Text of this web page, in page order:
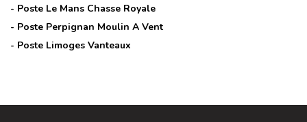
- Poste Le Mans Chasse Royale
- Poste Perpignan Moulin A Vent
- Poste Limoges Vanteaux